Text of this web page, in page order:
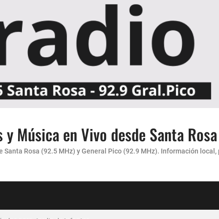
Música en Vivo desde Santa Rosa
Rosa (92.5 MHz) y General Pico (92.9 MHz). Información